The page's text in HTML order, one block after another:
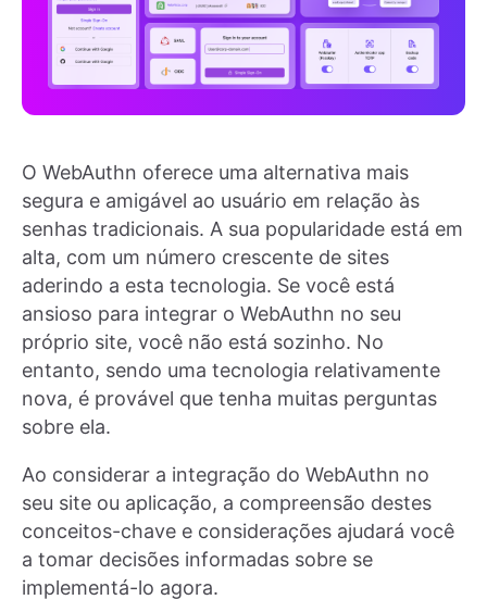
O WebAuthn oferece uma alternativa mais
segura e amigável ao usuário em relação às
senhas tradicionais. A sua popularidade está em
alta, com um número crescente de sites
aderindo a esta tecnologia. Se você está
ansioso para integrar o WebAuthn no seu
próprio site, você não está sozinho. No
entanto, sendo uma tecnologia relativamente
nova, é provável que tenha muitas perguntas
sobre ela.
Ao considerar a integração do WebAuthn no
seu site ou aplicação, a compreensão destes
conceitos-chave e considerações ajudará você
a tomar decisões informadas sobre se
implementá-lo agora.